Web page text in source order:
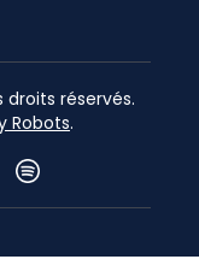
réservés.
Robots.